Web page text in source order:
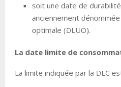
soit une date de
anciennement
optimale (DLUO).
La date limite de
La limite indiquée par la DLC